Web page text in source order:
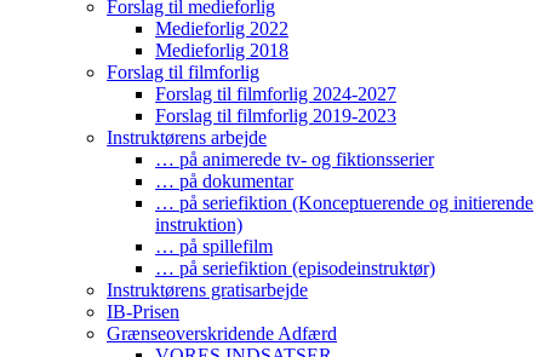
Forslag til medieforlig
Medieforlig 2022
Medieforlig 2018
Forslag til filmforlig
Forslag til filmforlig 2024-2027
Forslag til filmforlig 2019-2023
Instruktørens arbejde
… på animerede tv- og fiktionsserier
… på dokumentar
… på seriefiktion (Konceptuerende og initierende
instruktion)
… på spillefilm
… på seriefiktion (episodeinstruktør)
Instruktørens gratisarbejde
IB-Prisen
Grænseoverskridende Adfærd